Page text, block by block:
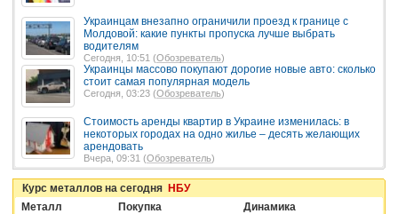
Украинцам внезапно ограничили проезд к границе с
Молдовой: какие пункты пропуска лучше выбрать
водителям
Сегодня, 10:51 (Обозреватель)
Украинцы массово покупают дорогие новые авто: сколько
стоит самая популярная модель
Сегодня, 03:23 (Обозреватель)
Стоимость аренды квартир в Украине изменилась: в
некоторых городах на одно жилье – десять желающих
арендовать
Вчера, 09:31 (Обозреватель)
Курс металлов на сегодня НБУ
Металл
Покупка
Динамика